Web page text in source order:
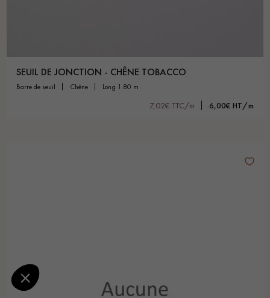
SEUIL DE JONCTION - CHÊNE TOBACCO
barre de seuil chêne long 1.80 m
7,02€ TTC/m 6,00€ HT/m